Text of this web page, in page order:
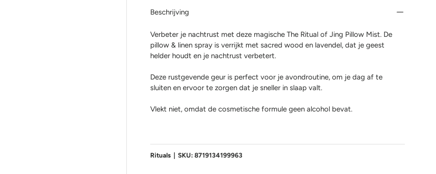
Beschrijving
Verbeter je nachtrust met deze magische The Ritual of Jing Pillow Mist. De
pillow & linen spray is verrijkt met sacred wood en lavendel, dat je geest
helder houdt en je nachtrust verbetert.
Deze rustgevende geur is perfect voor je avondroutine, om je dag af te
sluiten en ervoor te zorgen dat je sneller in slaap valt.
Vlekt niet, omdat de cosmetische formule geen alcohol bevat.
Rituals |SKU: 8719134199963